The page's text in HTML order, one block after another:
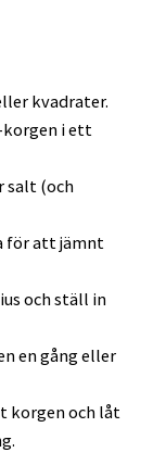
kvadrater.
i ett
salt (och
för att jämnt
och ställ in
en gång eller
korgen och låt